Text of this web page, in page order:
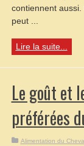
contiennent
peut ...
Lire la suite...
Le goût et
préférées
Alimentation du